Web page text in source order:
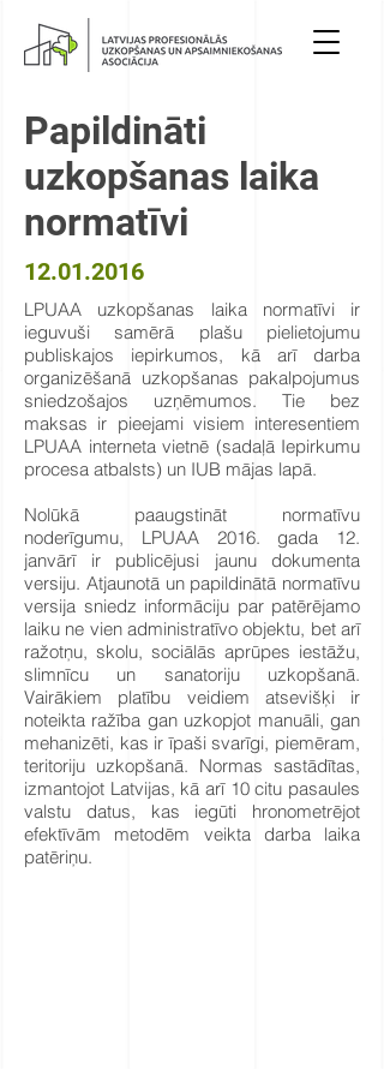
Papildināti
uzkopšanas laika
normatīvi
12.01.2016
LPUAA uzkopšanas laika normatīvi ir
ieguvuši samērā plašu pielietojumu
publiskajos iepirkumos, kā arī darba
organizēšanā uzkopšanas pakalpojumus
sniedzošajos uzņēmumos. Tie bez
maksas ir pieejami visiem interesentiem
LPUAA interneta vietnē (sadaļā Iepirkumu
procesa atbalsts) un IUB mājas lapā.
Nolūkā paaugstināt normatīvu
noderīgumu, LPUAA 2016. gada 12.
janvārī ir publicējusi jaunu dokumenta
versiju. Atjaunotā un papildinātā normatīvu
versija sniedz informāciju par patērējamo
laiku ne vien administratīvo objektu, bet arī
ražotņu, skolu, sociālās aprūpes iestāžu,
slimnīcu un sanatoriju uzkopšanā.
Vairākiem platību veidiem atsevišķi ir
noteikta ražība gan uzkopjot manuāli, gan
mehanizēti, kas ir īpaši svarīgi, piemēram,
teritoriju uzkopšanā. Normas sastādītas,
izmantojot Latvijas, kā arī 10 citu pasaules
valstu datus, kas iegūti hronometrējot
efektīvām metodēm veikta darba laika
patēriņu.